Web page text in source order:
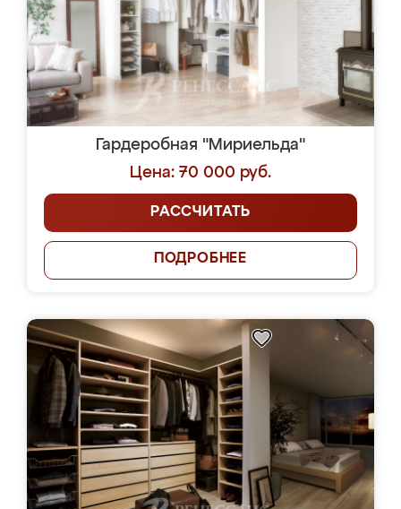
Гардеробная "Мириельда"
Цена: 70 000 руб.
РАССЧИТАТЬ
ПОДРОБНЕЕ